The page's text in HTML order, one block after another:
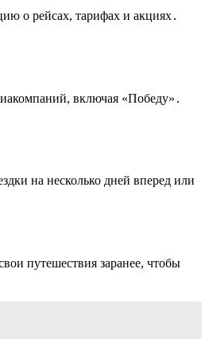
о рейсах, тарифах и акциях․
включая «Победу»․
на несколько дней вперед или
путешествия заранее, чтобы